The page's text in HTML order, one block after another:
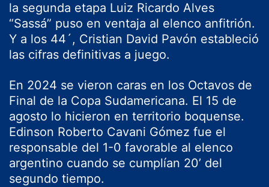
la segunda etapa Luiz Ricardo Alves
“Sassá” puso en ventaja al elenco anfitrión.
Y a los 44´, Cristian David Pavón estableció
las cifras definitivas a juego.
En 2024 se vieron caras en los Octavos de
Final de la Copa Sudamericana. El 15 de
agosto lo hicieron en territorio boquense.
Edinson Roberto Cavani Gómez fue el
responsable del 1-0 favorable al elenco
argentino cuando se cumplían 20’ del
segundo tiempo.